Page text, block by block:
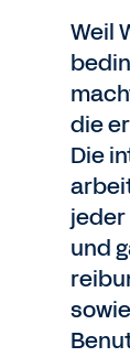
Weil
die
Die
und